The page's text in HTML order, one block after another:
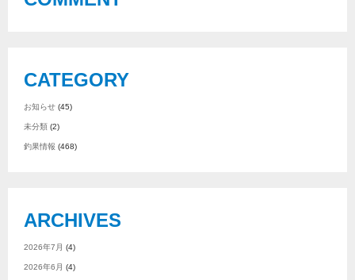
CATEGORY
お知らせ (45)
未分類 (2)
釣果情報 (468)
ARCHIVES
2026年7月 (4)
2026年6月 (4)